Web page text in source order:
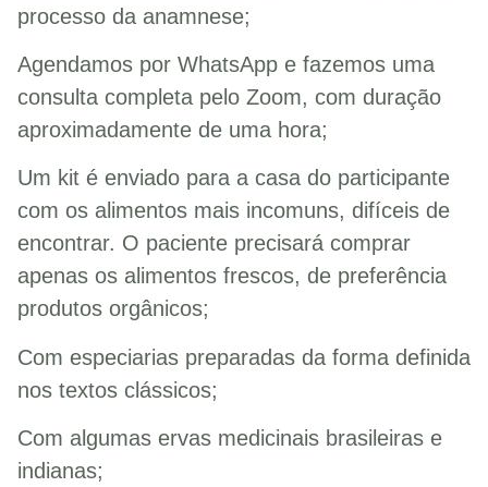
processo da anamnese;
Agendamos por WhatsApp e fazemos uma
consulta completa pelo Zoom, com duração
aproximadamente de uma hora;
Um kit é enviado para a casa do participante
com os alimentos mais incomuns, difíceis de
encontrar. O paciente precisará comprar
apenas os alimentos frescos, de preferência
produtos orgânicos;
Com especiarias preparadas da forma definida
nos textos clássicos;
Com algumas ervas medicinais brasileiras e
indianas;